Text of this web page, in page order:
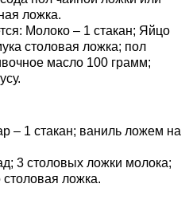
ложка.
Молоко – 1 стакан; Яйцо
столовая ложка; пол
масло 100 грамм;
– 1 стакан; ваниль ложем на
3 столовых ложки молока;
столовая ложка.